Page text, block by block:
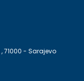
, 71000 - Sarajevo